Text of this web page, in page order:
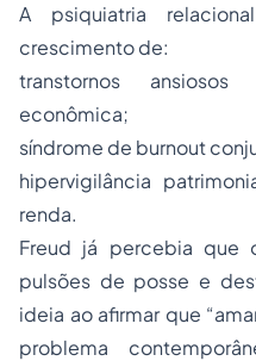
A psiquiatria
crescimento de:
transtornos
econômica;
síndrome de burnout
hipervigilância
renda.
Freud já percebia que
pulsões de posse e
ideia ao afirmar que
problema